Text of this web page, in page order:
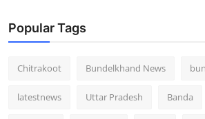
Popular Tags
Chitrakoot Bundelkhand News
latestnews Uttar Pradesh Banda